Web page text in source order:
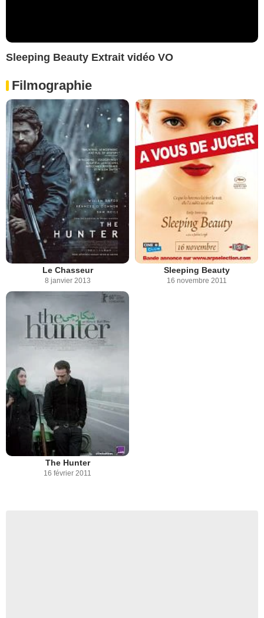
Sleeping Beauty Extrait vidéo VO
Filmographie
Le Chasseur
8 janvier 2013
Sleeping Beauty
16 novembre 2011
The Hunter
16 février 2011